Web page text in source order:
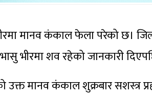
मानव कंकाल फेला परेको छ।
भीरमा शव रहेको जानकारी
मानव कंकाल शुक्रबार सशस्त्र